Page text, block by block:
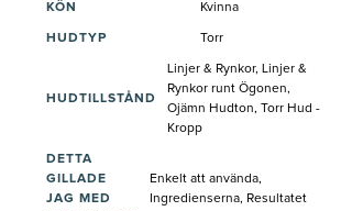
KÖN Kvinna
HUDTYP Torr
HUDTILLSTÅND
Linjer & Rynkor, Linjer &
Rynkor runt Ögonen,
Ojämn Hudton, Torr Hud -
Kropp
DETTA
GILLADE
JAG MED
Enkelt att använda,
Ingredienserna, Resultatet